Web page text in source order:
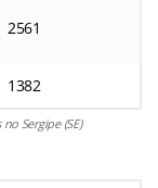
2561
1382
Sergipe (SE)